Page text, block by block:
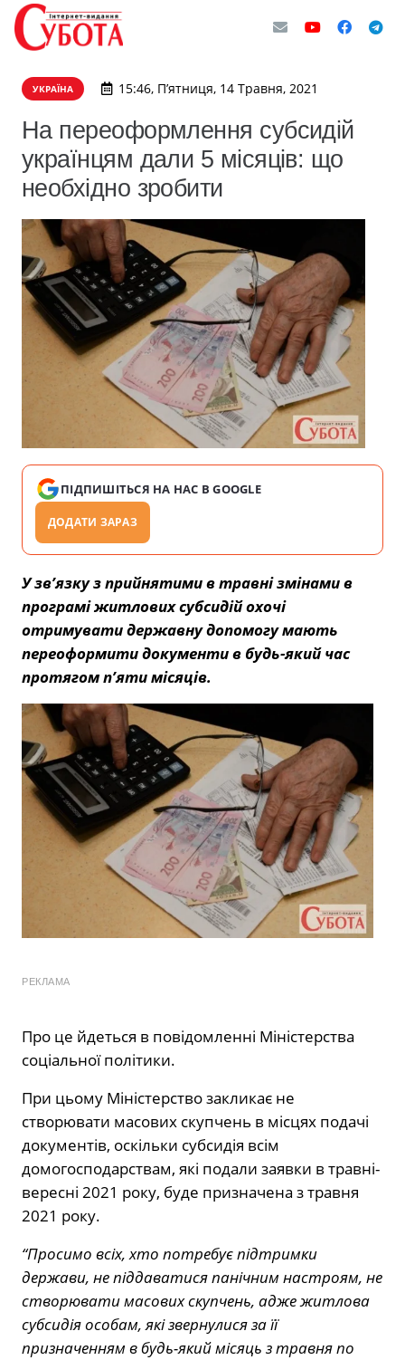
УКРАЇНА 15:46, П’ятниця, 14 Травня, 2021
На переоформлення субсидій
українцям дали 5 місяців: що
необхідно зробити
ПІДПИШІТЬСЯ НА НАС В GOOGLE
ДОДАТИ ЗАРАЗ
У зв’язку з прийнятими в травні змінами в
програмі житлових субсидій охочі
отримувати державну допомогу мають
переоформити документи в будь-який час
протягом п’яти місяців.
РЕКЛАМА
Про це йдеться в повідомленні Міністерства
соціальної політики.
При цьому Міністерство закликає не
створювати масових скупчень в місцях подачі
документів, оскільки субсидія всім
домогосподарствам, які подали заявки в травні-
вересні 2021 року, буде призначена з травня
2021 року.
“Просимо всіх, хто потребує підтримки
держави, не піддаватися панічним настроям, не
створювати масових скупчень, адже житлова
субсидія особам, які звернулися за її
призначенням в будь-який місяць з травня по